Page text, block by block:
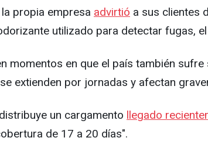
propia empresa advirtió a sus clientes
utilizado para detectar fugas,
momentos en que el país también
extienden por jornadas y afectan
un cargamento llegado
de 17 a 20 días".